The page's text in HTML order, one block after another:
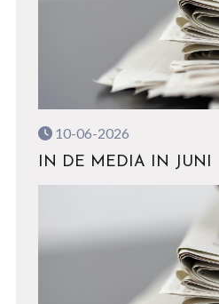
10-06-2026
IN DE MEDIA IN JUNI